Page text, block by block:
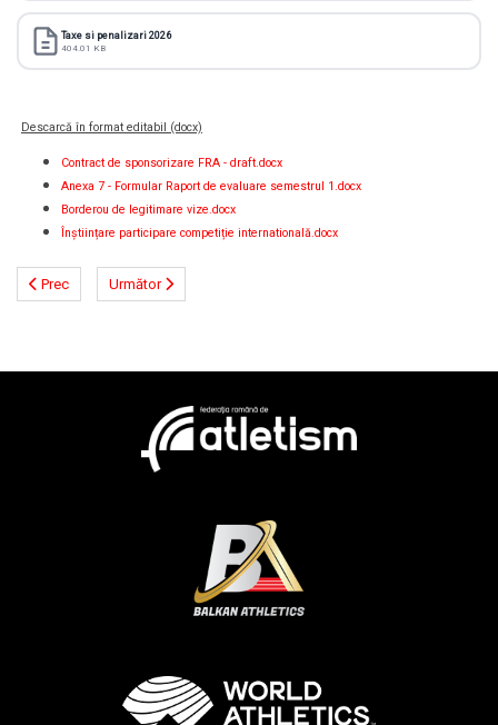
Taxe si penalizari 2026
404.01 KB
Descarcă în format editabil (docx)
Contract de sponsorizare FRA - draft.docx
Anexa 7 - Formular Raport de evaluare semestrul 1.docx
Borderou de legitimare vize.docx
Înștiințare participare competiție internatională.docx
Prec Următor